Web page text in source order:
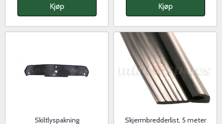
Kjøp Kjøp
Skiltlyspakning Skjermbredderlist, 5 meter